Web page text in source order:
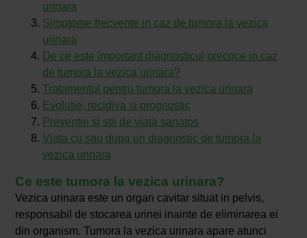
urinara
Simptome frecvente in caz de tumora la vezica
urinara
De ce este important diagnosticul precoce in caz
de tumora la vezica urinara?
Tratamentul pentru tumora la vezica urinara
Evolutie, recidiva si prognostic
Preventie si stil de viata sanatos
Viata cu sau dupa un diagnostic de tumora la
vezica urinara
Ce este tumora la vezica urinara?
Vezica urinara este un organ cavitar situat in pelvis,
responsabil de stocarea urinei inainte de eliminarea ei
din organism. Tumora la vezica urinara apare atunci